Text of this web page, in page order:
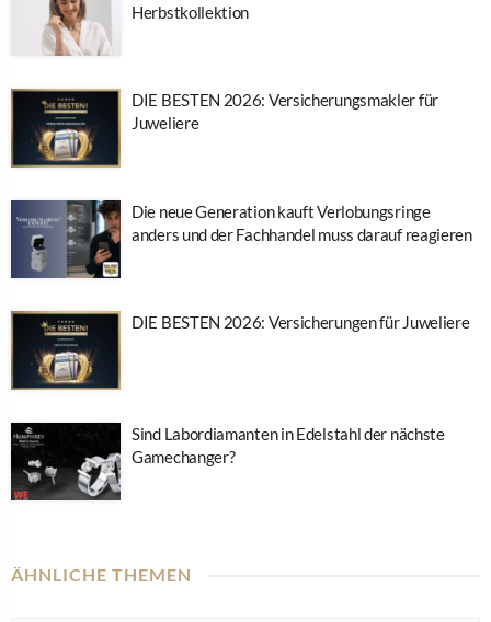
Herbstkollektion
DIE BESTEN 2026: Versicherungsmakler für
Juweliere
Die neue Generation kauft Verlobungsringe
anders und der Fachhandel muss darauf reagieren
DIE BESTEN 2026: Versicherungen für Juweliere
Sind Labordiamanten in Edelstahl der nächste
Gamechanger?
ÄHNLICHE THEMEN